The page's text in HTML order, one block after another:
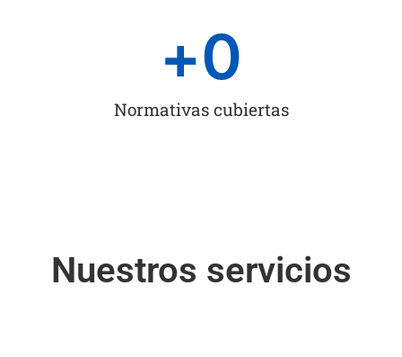
Normativas cubiertas
+0
Nuestros servicios